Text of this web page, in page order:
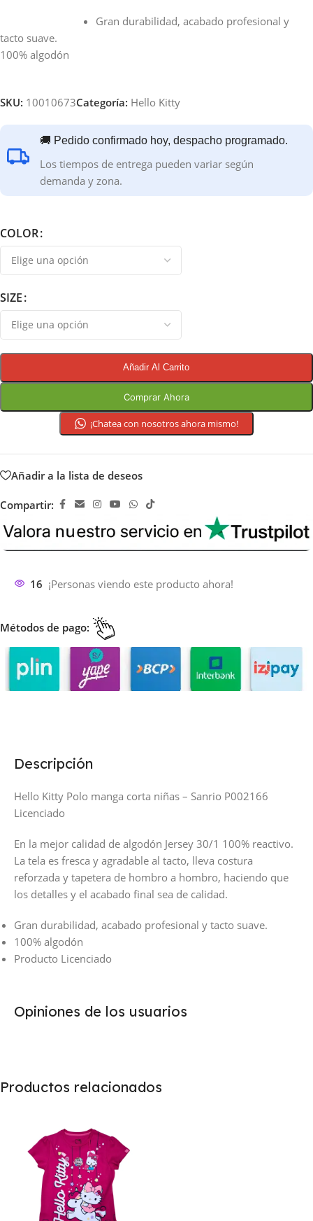
Gran durabilidad, acabado profesional y
tacto suave.
100% algodón
SKU: 10010673Categoría: Hello Kitty
🚚 Pedido confirmado hoy, despacho programado.
Los tiempos de entrega pueden variar según
demanda y zona.
COLOR
SIZE
Añadir Al Carrito
Comprar Ahora
¡Chatea con nosotros ahora mismo!
Añadir a la lista de deseos
Compartir:
16 ¡Personas viendo este producto ahora!
Métodos de pago:
Descripción
Hello Kitty Polo manga corta niñas – Sanrio P002166
Licenciado
En la mejor calidad de algodón Jersey 30/1 100% reactivo.
La tela es fresca y agradable al tacto, lleva costura
reforzada y tapetera de hombro a hombro, haciendo que
los detalles y el acabado final sea de calidad.
Gran durabilidad, acabado profesional y tacto suave.
100% algodón
Producto Licenciado
Opiniones de los usuarios
Productos relacionados